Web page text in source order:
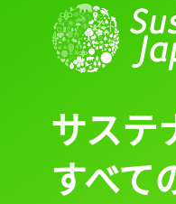
サステ
すべて